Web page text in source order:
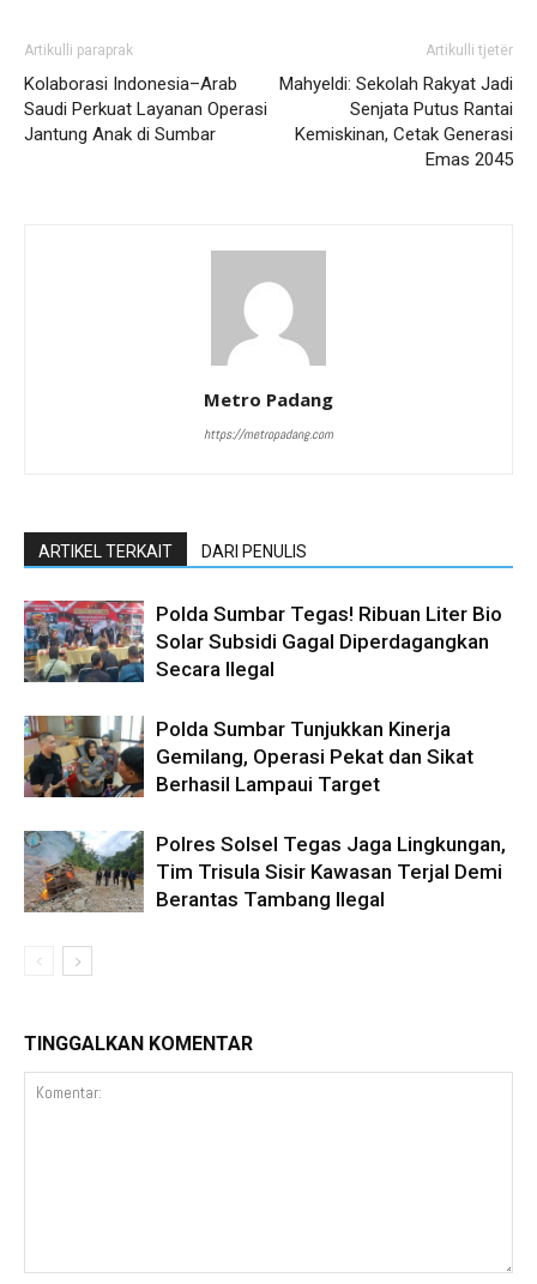
Artikulli paraprak
Kolaborasi Indonesia–Arab
Saudi Perkuat Layanan Operasi
Jantung Anak di Sumbar
Artikulli tjetër
Mahyeldi: Sekolah Rakyat Jadi
Senjata Putus Rantai
Kemiskinan, Cetak Generasi
Emas 2045
Metro Padang
https://metropadang.com
ARTIKEL TERKAIT DARI PENULIS
Polda Sumbar Tegas! Ribuan Liter Bio
Solar Subsidi Gagal Diperdagangkan
Secara Ilegal
Polda Sumbar Tunjukkan Kinerja
Gemilang, Operasi Pekat dan Sikat
Berhasil Lampaui Target
Polres Solsel Tegas Jaga Lingkungan,
Tim Trisula Sisir Kawasan Terjal Demi
Berantas Tambang Ilegal
TINGGALKAN KOMENTAR